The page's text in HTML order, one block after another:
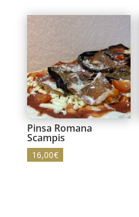
Pinsa Romana
Scampis
16,00€